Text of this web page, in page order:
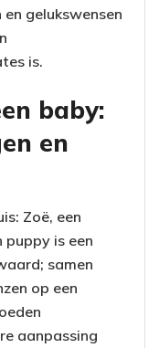
gelukswensen
is.
baby:
en
Zoë, een
puppy is een
samen
op een
aanpassing